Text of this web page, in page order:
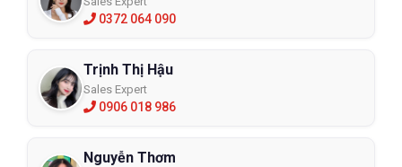
0372 064 090
Trịnh Thị Hậu
Sales Expert
0906 018 986
Nguyễn Thơm